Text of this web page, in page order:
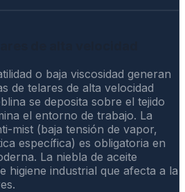
o baja viscosidad generan
de telares de alta velocidad
se deposita sobre el tejido
el entorno de trabajo. La
mist (baja tensión de vapor,
específica) es obligatoria en
La niebla de aceite
higiene industrial que afecta a la